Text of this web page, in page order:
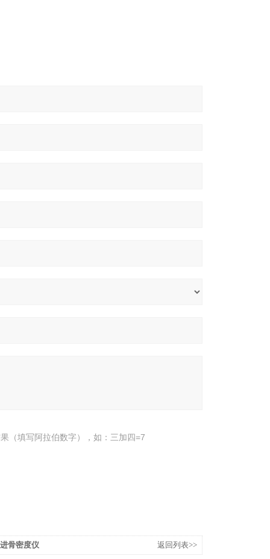
（填写阿拉伯数字），如：三加四=7
骨密度仪 返回列表>>